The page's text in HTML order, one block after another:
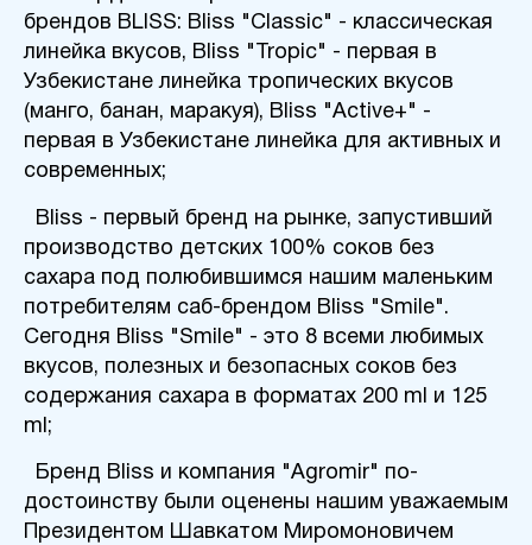
брендов BLISS: Bliss "Classic" - классическая
линейка вкусов, Bliss "Tropic" - первая в
Узбекистане линейка тропических вкусов
(манго, банан, маракуя), Bliss "Active+" -
первая в Узбекистане линейка для активных и
современных;
Bliss - первый бренд на рынке, запустивший
производство детских 100% соков без
сахара под полюбившимся нашим маленьким
потребителям саб-брендом Bliss "Smile".
Сегодня Bliss "Smile" - это 8 всеми любимых
вкусов, полезных и безопасных соков без
содержания сахара в форматах 200 ml и 125
ml;
Бренд Bliss и компания "Agromir" по-
достоинству были оценены нашим уважаемым
Президентом Шавкатом Миромоновичем